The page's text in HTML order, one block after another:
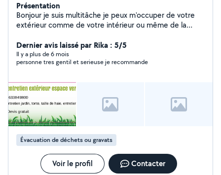
Présentation
Bonjour je suis multitâche je peux m'occuper de votre
extérieur comme de votre intérieur ou même de la
me contacter belle journée à vous
Dernier avis laissé par Rika : 5/5
Il y a plus de 6 mois
personne tres gentil et serieuse je recommande
Évacuation de déchets ou gravats
Voir le profil Contacter